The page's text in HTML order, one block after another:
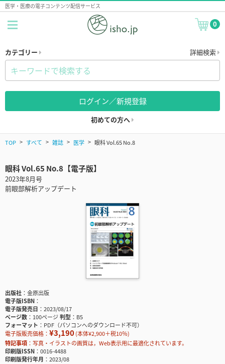
医学・医療の電子コンテンツ配信サービス
0
カテゴリー 詳細検索
ログイン／新規登録
初めての方へ
TOP すべて 雑誌 医学 眼科 Vol.65 No.8
眼科 Vol.65 No.8【電子版】
2023年8月号
前眼部解析アップデート
出版社
金原出版
電子版ISBN
電子版発売日
2023/08/17
ページ数
100ページ判型
B5
フォーマット
PDF（パソコンへのダウンロード不可）
電子版販売価格： ¥3,190(本体¥2,900＋税10％)
特記事項
写真・イラストの画質は，Web表示用に最適化されています。
印刷版ISSN
0016-4488
印刷版発行年月
2023/08